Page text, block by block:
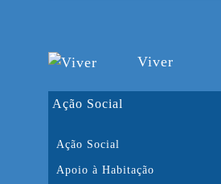
Viver
Ação Social
Ação Social
Apoio à Habitação